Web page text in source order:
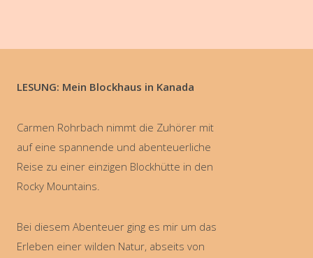
LESUNG: Mein Blockhaus in Kanada
Carmen Rohrbach nimmt die Zuhörer mit
auf eine spannende und abenteuerliche
Reise zu einer einzigen Blockhütte in den
Rocky Mountains.
Bei diesem Abenteuer ging es mir um das
Erleben einer wilden Natur, abseits von